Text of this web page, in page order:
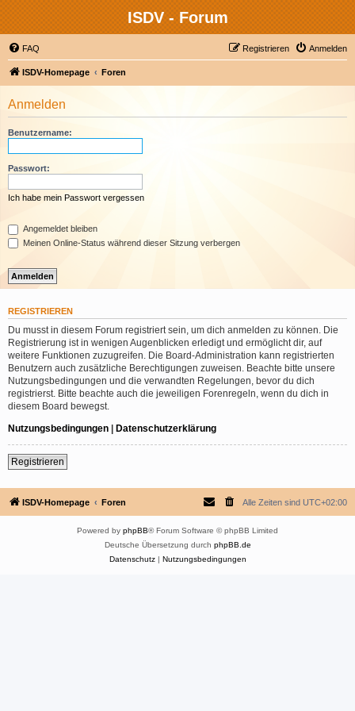
ISDV - Forum
FAQ Anmelden
Registrieren
ISDV-Homepage Foren
Anmelden
Benutzername:
Passwort:
Ich habe mein Passwort vergessen
Angemeldet bleiben
Meinen Online-Status während dieser Sitzung verbergen
REGISTRIEREN
Du musst in diesem Forum registriert sein, um dich anmelden zu können. Die
Registrierung ist in wenigen Augenblicken erledigt und ermöglicht dir, auf
weitere Funktionen zuzugreifen. Die Board-Administration kann registrierten
Benutzern auch zusätzliche Berechtigungen zuweisen. Beachte bitte unsere
Nutzungsbedingungen und die verwandten Regelungen, bevor du dich
registrierst. Bitte beachte auch die jeweiligen Forenregeln, wenn du dich in
diesem Board bewegst.
Nutzungsbedingungen | Datenschutzerklärung
Registrieren
ISDV-Homepage Foren Alle Zeiten sind UTC+02:00
Powered by phpBB® Forum Software © phpBB Limited
Deutsche Übersetzung durch phpBB.de
Datenschutz| Nutzungsbedingungen